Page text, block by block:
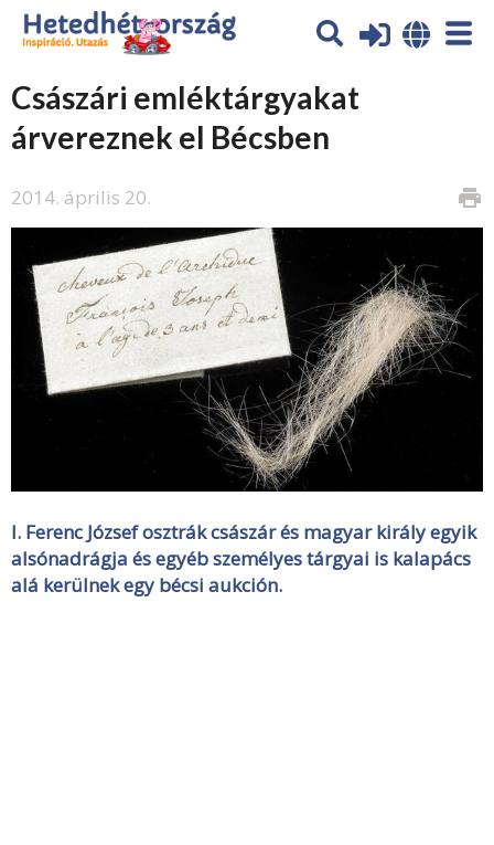
Császári emléktárgyakat
árvereznek el Bécsben
2014. április 20. print
I. Ferenc József osztrák császár és magyar király egyik
alsónadrágja és egyéb személyes tárgyai is kalapács
alá kerülnek egy bécsi aukción.